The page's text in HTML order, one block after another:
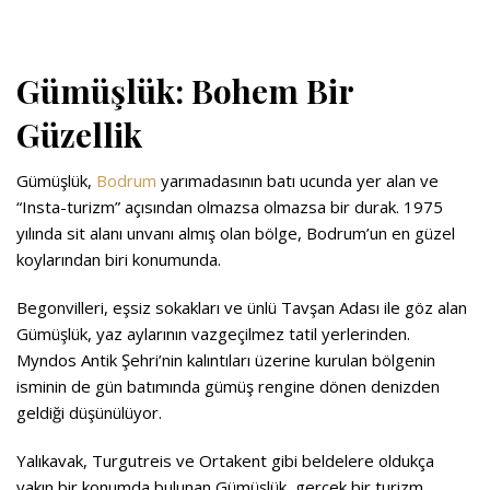
Gümüşlük: Bohem Bir
Güzellik
Gümüşlük, Bodrum yarımadasının batı ucunda yer alan ve
“Insta-turizm” açısından olmazsa olmazsa bir durak. 1975
yılında sit alanı unvanı almış olan bölge, Bodrum’un en güzel
koylarından biri konumunda.
Begonvilleri, eşsiz sokakları ve ünlü Tavşan Adası ile göz alan
Gümüşlük, yaz aylarının vazgeçilmez tatil yerlerinden.
Myndos Antik Şehri’nin kalıntıları üzerine kurulan bölgenin
isminin de gün batımında gümüş rengine dönen denizden
geldiği düşünülüyor.
Yalıkavak, Turgutreis ve Ortakent gibi beldelere oldukça